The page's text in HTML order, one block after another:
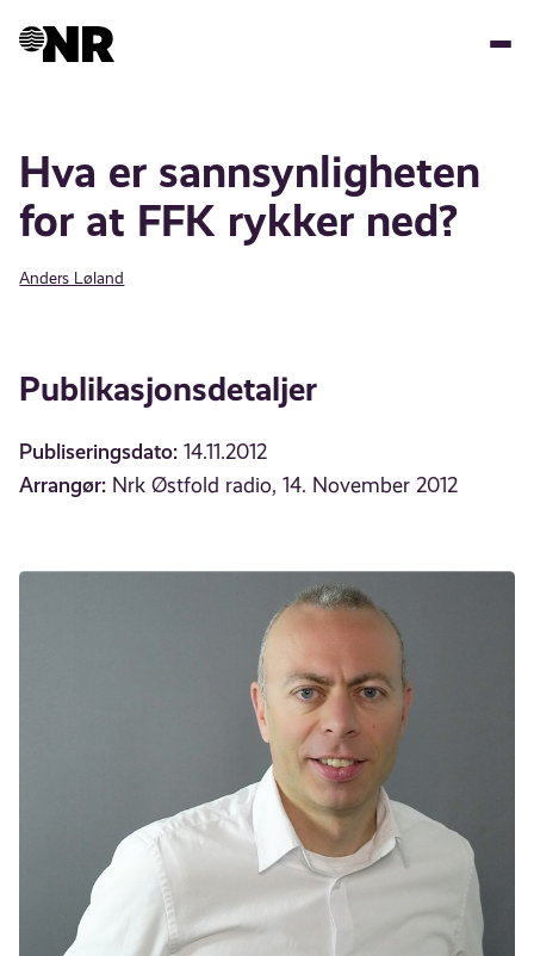
Hva er sannsynligheten
for at FFK rykker ned?
Anders Løland
Publikasjonsdetaljer
Publiseringsdato: 14.11.2012
Arrangør: Nrk Østfold radio, 14. November 2012